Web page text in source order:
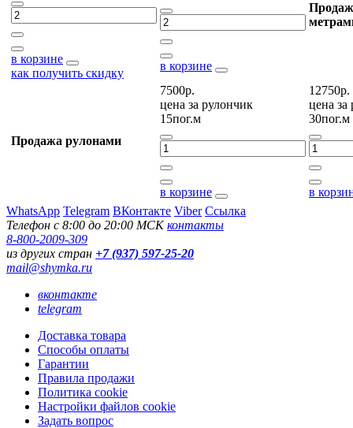
в корзине
как получить скидку
в корзине
Продажа рулонами
7500р.
цена за рулончик
15пог.м
в корзине
12750р.
цена за
30пог.м
в
WhatsApp Telegram ВКонтакте Viber Ссылка
Телефон с 8:00 до 20:00 МСКконтакты
8-800-2009-309
из других стран +7 (937) 597-25-20
mail@shymka.ru
вконтакте
telegram
Доставка товара
Способы оплаты
Гарантии
Правила продажи
Политика cookie
Настройки файлов cookie
Задать вопрос